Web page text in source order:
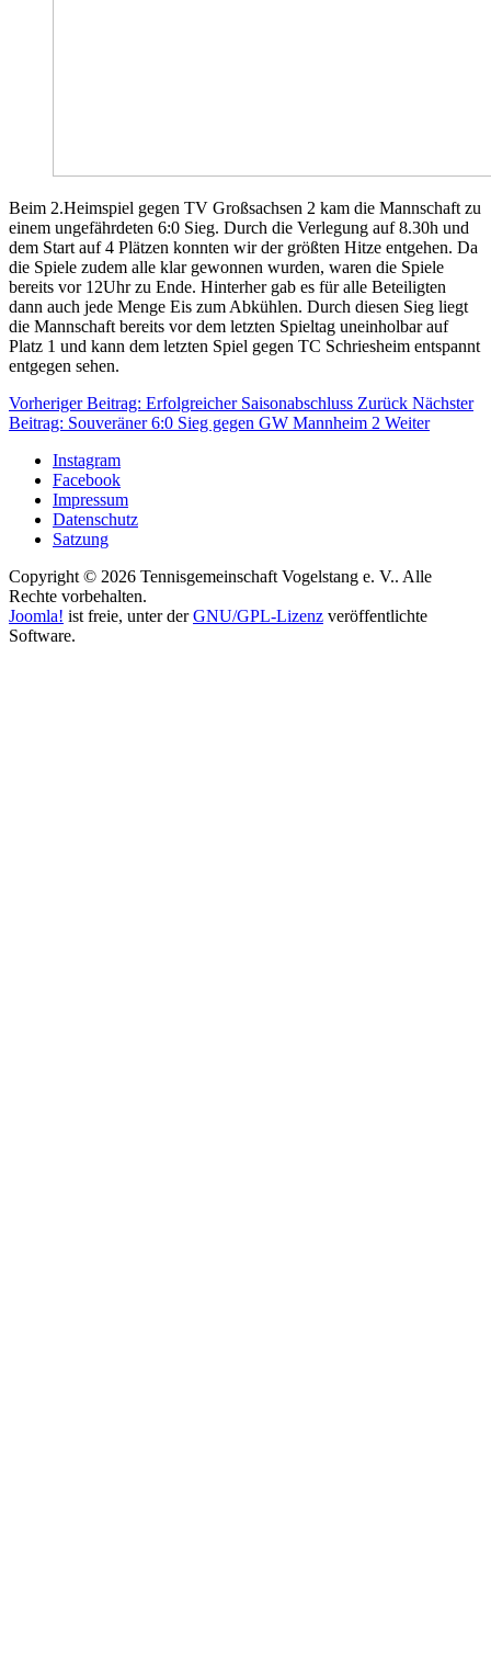
Beim 2.Heimspiel gegen TV Großsachsen 2 kam die Mannschaft zu
einem ungefährdeten 6:0 Sieg. Durch die Verlegung auf 8.30h und
dem Start auf 4 Plätzen konnten wir der größten Hitze entgehen. Da
die Spiele zudem alle klar gewonnen wurden, waren die Spiele
bereits vor 12Uhr zu Ende. Hinterher gab es für alle Beteiligten
dann auch jede Menge Eis zum Abkühlen. Durch diesen Sieg liegt
die Mannschaft bereits vor dem letzten Spieltag uneinholbar auf
Platz 1 und kann dem letzten Spiel gegen TC Schriesheim entspannt
entgegen sehen.
Vorheriger Beitrag: Erfolgreicher Saisonabschluss Zurück Nächster
Beitrag: Souveräner 6:0 Sieg gegen GW Mannheim 2 Weiter
Instagram
Facebook
Impressum
Datenschutz
Satzung
Copyright © 2026 Tennisgemeinschaft Vogelstang e. V.. Alle
Rechte vorbehalten.
Joomla! ist freie, unter derGNU/GPL-Lizenz veröffentlichte
Software.